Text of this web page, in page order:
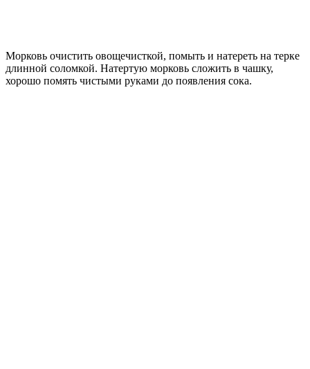
Морковь очистить овощечисткой, помыть и натереть на терке
длинной соломкой. Натертую морковь сложить в чашку,
хорошо помять чистыми руками до появления сока.